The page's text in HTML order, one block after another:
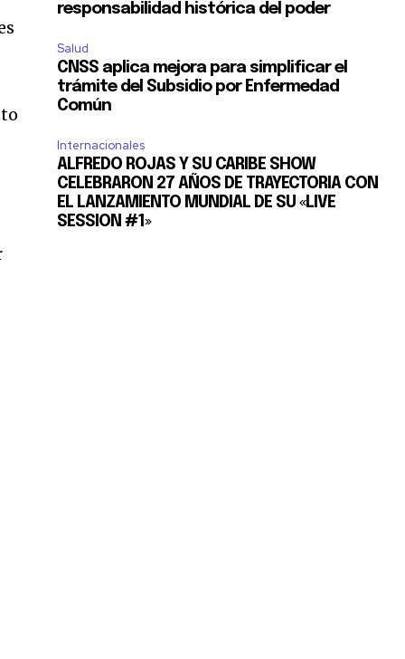
responsabilidad histórica del poder
Salud
CNSS aplica mejora para simplificar el
trámite del Subsidio por Enfermedad
Común
Internacionales
ALFREDO ROJAS Y SU CARIBE SHOW
CELEBRARON 27 AÑOS DE TRAYECTORIA CON
EL LANZAMIENTO MUNDIAL DE SU «LIVE
SESSION #1»